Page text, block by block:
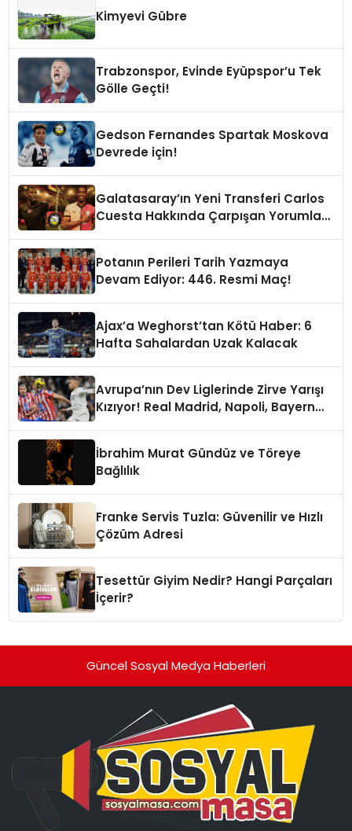
Kimyevi Gübre
Trabzonspor, Evinde Eyüpspor’u Tek
Gölle Geçti!
Gedson Fernandes Spartak Moskova
Devrede için!
Galatasaray’ın Yeni Transferi Carlos
Cuesta Hakkında Çarpışan Yorumlar:
Potanın Perileri Tarih Yazmaya
Devam Ediyor: 446. Resmi Maç!
Ajax’a Weghorst’tan Kötü Haber: 6
Hafta Sahalardan Uzak Kalacak
Avrupa’nın Dev Liglerinde Zirve Yarışı
Kızıyor! Real Madrid, Napoli, Bayern
İbrahim Murat Gündüz ve Töreye
Bağlılık
Franke Servis Tuzla: Güvenilir ve Hızlı
Çözüm Adresi
Tesettür Giyim Nedir? Hangi Parçaları
İçerir?
Güncel Sosyal Medya Haberleri